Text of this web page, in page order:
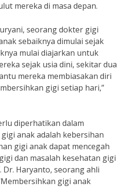
mereka di masa depan.
seorang dokter gigi
sebaiknya dimulai sejak
mulai diajarkan untuk
sejak usia dini, sekitar dua
mereka membiasakan diri
gigi setiap hari,”
diperhatikan dalam
anak adalah kebersihan
gigi anak dapat mencegah
dan masalah kesehatan gigi
Haryanto, seorang ahli
gigi anak